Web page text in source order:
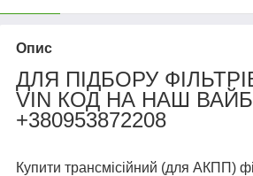
Опис
ДЛЯ ПІДБОРУ
VIN КОД НА НАШ
+380953872208
Купити трансмісійний (для АКПП)